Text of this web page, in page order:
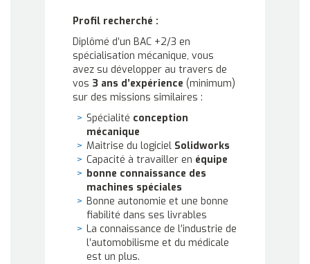
Profil recherché :
Diplômé d’un BAC +2/3 en
spécialisation mécanique, vous
avez su développer au travers de
vos 3 ans d’expérience (minimum)
sur des missions similaires :
Spécialité conception
mécanique
Maitrise du logiciel Solidworks
Capacité à travailler en équipe
bonne connaissance des
machines spéciales
Bonne autonomie et une bonne
fiabilité dans ses livrables
La connaissance de l’industrie de
l’automobilisme et du médicale
est un plus.